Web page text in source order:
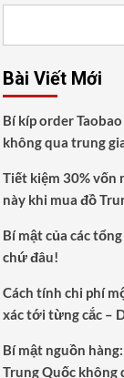
Bài Viết Mới
Bí kíp order
không qua trung
Tiết kiệm 30% vốn
này khi mua đồ
Bí mật của các
chứ đâu!
Cách tính chi phí
xác tới từng cắc –
Bí mật nguồn
Trung Quốc không